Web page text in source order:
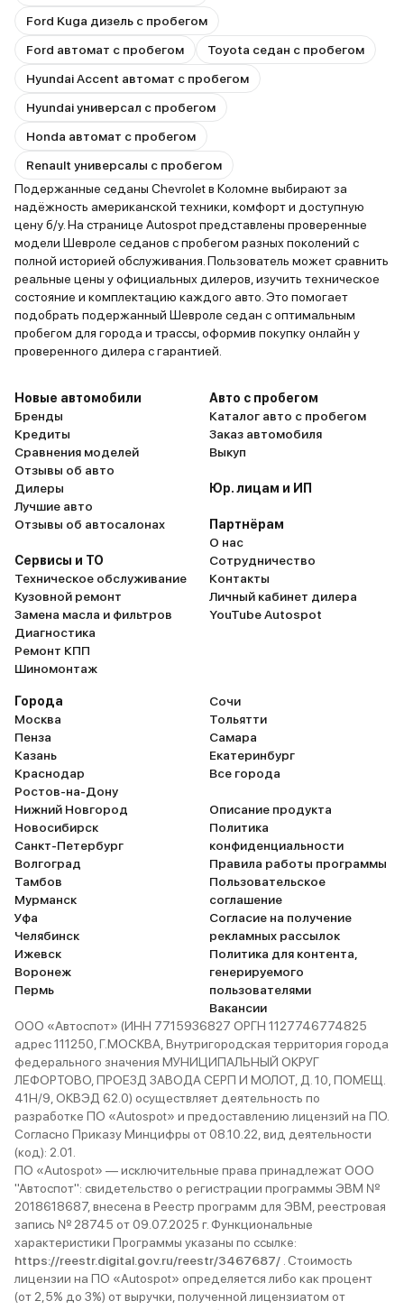
Ford Kuga дизель с пробегом
Ford автомат с пробегом
Toyota седан с пробегом
Hyundai Accent автомат с пробегом
Hyundai универсал с пробегом
Honda автомат с пробегом
Renault универсалы с пробегом
Подержанные седаны Chevrolet в Коломне выбирают за
надёжность американской техники, комфорт и доступную
цену б/у. На странице Autospot представлены проверенные
модели Шевроле седанов с пробегом разных поколений с
полной историей обслуживания. Пользователь может сравнить
реальные цены у официальных дилеров, изучить техническое
состояние и комплектацию каждого авто. Это помогает
подобрать подержанный Шевроле седан с оптимальным
пробегом для города и трассы, оформив покупку онлайн у
проверенного дилера с гарантией.
Новые автомобили
Бренды
Кредиты
Сравнения моделей
Отзывы об авто
Дилеры
Лучшие авто
Отзывы об автосалонах
Сервисы и ТО
Техническое обслуживание
Кузовной ремонт
Замена масла и фильтров
Диагностика
Ремонт КПП
Шиномонтаж
Авто с пробегом
Каталог авто с пробегом
Заказ автомобиля
Выкуп
Юр. лицам и ИП
Партнёрам
О нас
Сотрудничество
Контакты
Личный кабинет дилера
YouTube Autospot
Города
Москва
Пенза
Казань
Краснодар
Ростов-на-Дону
Нижний Новгород
Новосибирск
Санкт-Петербург
Волгоград
Тамбов
Мурманск
Уфа
Челябинск
Ижевск
Воронеж
Пермь
Сочи
Тольятти
Самара
Екатеринбург
Все города
Описание продукта
Политика
конфиденциальности
Правила работы программы
Пользовательское
соглашение
Согласие на получение
рекламных рассылок
Политика для контента,
генерируемого
пользователями
Вакансии
ООО «Автоспот» (ИНН 7715936827 ОРГН 1127746774825
адрес 111250, Г.МОСКВА, Внутригородская территория города
федерального значения МУНИЦИПАЛЬНЫЙ ОКРУГ
ЛЕФОРТОВО, ПРОЕЗД ЗАВОДА СЕРП И МОЛОТ, Д. 10, ПОМЕЩ.
41Н/9, ОКВЭД 62.0) осуществляет деятельность по
разработке ПО «Autospot» и предоставлению лицензий на ПО.
Согласно Приказу Минцифры от 08.10.22, вид деятельности
(код): 2.01.
ПО «Autospot» — исключительные права принадлежат ООО
"Автоспот": свидетельство о регистрации программы ЭВМ №
2018618687, внесена в Реестр программ для ЭВМ, реестровая
запись № 28745 от 09.07.2025 г. Функциональные
характеристики Программы указаны по ссылке:
https://reestr.digital.gov.ru/reestr/3467687/ . Стоимость
лицензии на ПО «Autospot» определяется либо как процент
(от 2,5% до 3%) от выручки, полученной лицензиатом от